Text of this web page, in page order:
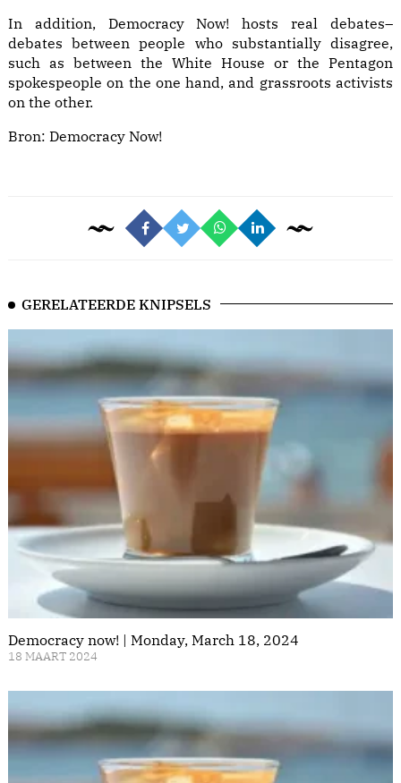
In addition, Democracy Now! hosts real debates–
debates between people who substantially disagree,
such as between the White House or the Pentagon
spokespeople on the one hand, and grassroots activists
on the other.
Bron: Democracy Now!
GERELATEERDE KNIPSELS
Democracy now! | Monday, March 18, 2024
18 MAART 2024